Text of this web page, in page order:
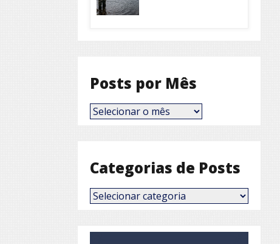
Posts por Mês
Posts
por
Categorias de Posts
Categorias
de